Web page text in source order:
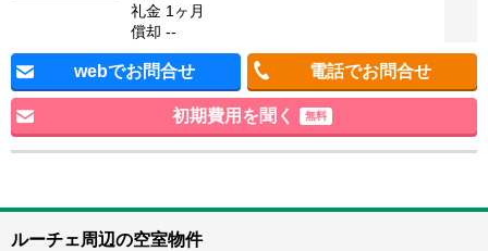
礼金 1ヶ月
償却 --
webでお問合せ 電話でお問合せ
初期費用を聞く 無料
ルーチェ周辺の空室物件